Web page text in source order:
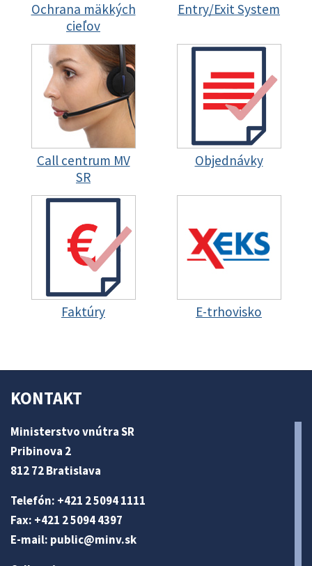
Ochrana mäkkých
cieľov
Entry/Exit System
Call centrum MV
SR
Objednávky
Faktúry E-trhovisko
KONTAKT
Ministerstvo vnútra SR
Pribinova 2
812 72 Bratislava
Telefón: +421 2 5094 1111
Fax: +421 2 5094 4397
E-mail: public@minv.sk